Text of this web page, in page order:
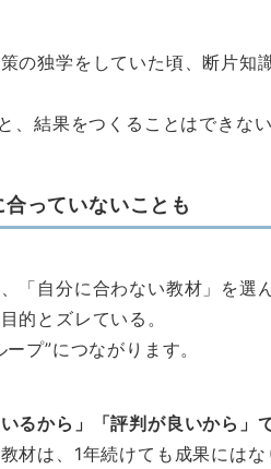
の独学をしていた頃、断片知
、結果をつくることはできない
っていないことも
「自分に合わない教材」を選
的とズレている。
プ”につながります。
いるから」「評判が良いから」
材は、1年続けても成果にはな